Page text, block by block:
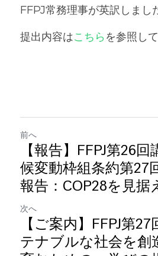
FFPJ常務理事が英訳しまし
提出内容はこちら を参照し
前へ
【報告】FFPJ第26
候変動枠組条約第27
報告：COP28を見据
次へ
【ご案内】FFPJ第
テナブルな社会を創